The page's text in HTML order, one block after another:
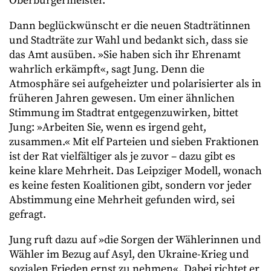
Dann beglückwünscht er die neuen Stadträtinnen
und Stadträte zur Wahl und bedankt sich, dass sie
das Amt ausüben. »Sie haben sich ihr Ehrenamt
wahrlich erkämpft«, sagt Jung. Denn die
Atmosphäre sei aufgeheizter und polarisierter als in
früheren Jahren gewesen. Um einer ähnlichen
Stimmung im Stadtrat entgegenzuwirken, bittet
Jung: »Arbeiten Sie, wenn es irgend geht,
zusammen.« Mit elf Parteien und sieben Fraktionen
ist der Rat vielfältiger als je zuvor – dazu gibt es
keine klare Mehrheit. Das Leipziger Modell, wonach
es keine festen Koalitionen gibt, sondern vor jeder
Abstimmung eine Mehrheit gefunden wird, sei
gefragt.
Jung ruft dazu auf »die Sorgen der Wählerinnen und
Wähler im Bezug auf Asyl, den Ukraine-Krieg und